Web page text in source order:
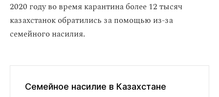
2020 году во время карантина более 12 тысяч
казахстанок обратились за помощью из-за
семейного насилия.
Семейное насилие в Казахстане